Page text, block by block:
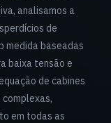
analisamos a
de
medida baseadas
baixa tensão e
de cabines
em todas as